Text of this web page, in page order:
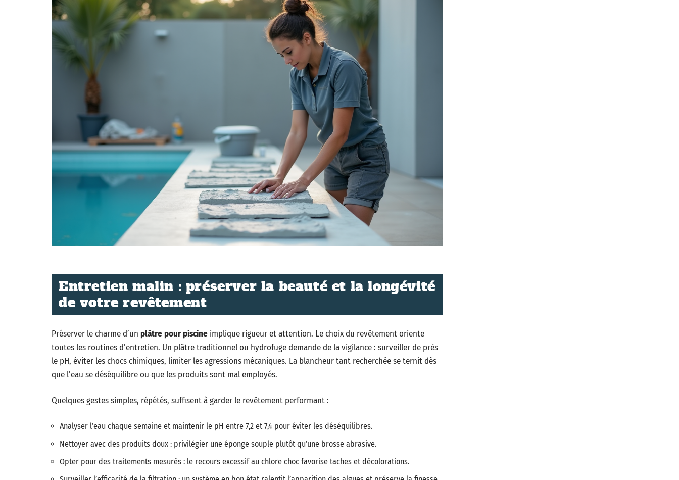
Entretien malin : préserver la beauté et la longévité
de votre revêtement
Préserver le charme d’un plâtre pour piscine implique rigueur et attention. Le choix du revêtement oriente
toutes les routines d’entretien. Un plâtre traditionnel ou hydrofuge demande de la vigilance : surveiller de près
le pH, éviter les chocs chimiques, limiter les agressions mécaniques. La blancheur tant recherchée se ternit dès
que l’eau se déséquilibre ou que les produits sont mal employés.
Quelques gestes simples, répétés, suffisent à garder le revêtement performant :
Analyser l’eau chaque semaine et maintenir le pH entre 7,2 et 7,4 pour éviter les déséquilibres.
Nettoyer avec des produits doux : privilégier une éponge souple plutôt qu’une brosse abrasive.
Opter pour des traitements mesurés : le recours excessif au chlore choc favorise taches et décolorations.